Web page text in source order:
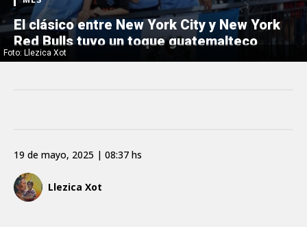
Foto: Llezica Xot
El clásico entre New York City y New York
Red Bulls tuvo un toque guatemalteco
Llezica Xot
19 de mayo, 2025 | 08:37 hs